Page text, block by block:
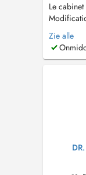
Le
2026 : le
jeudi et
matin
Zie alle